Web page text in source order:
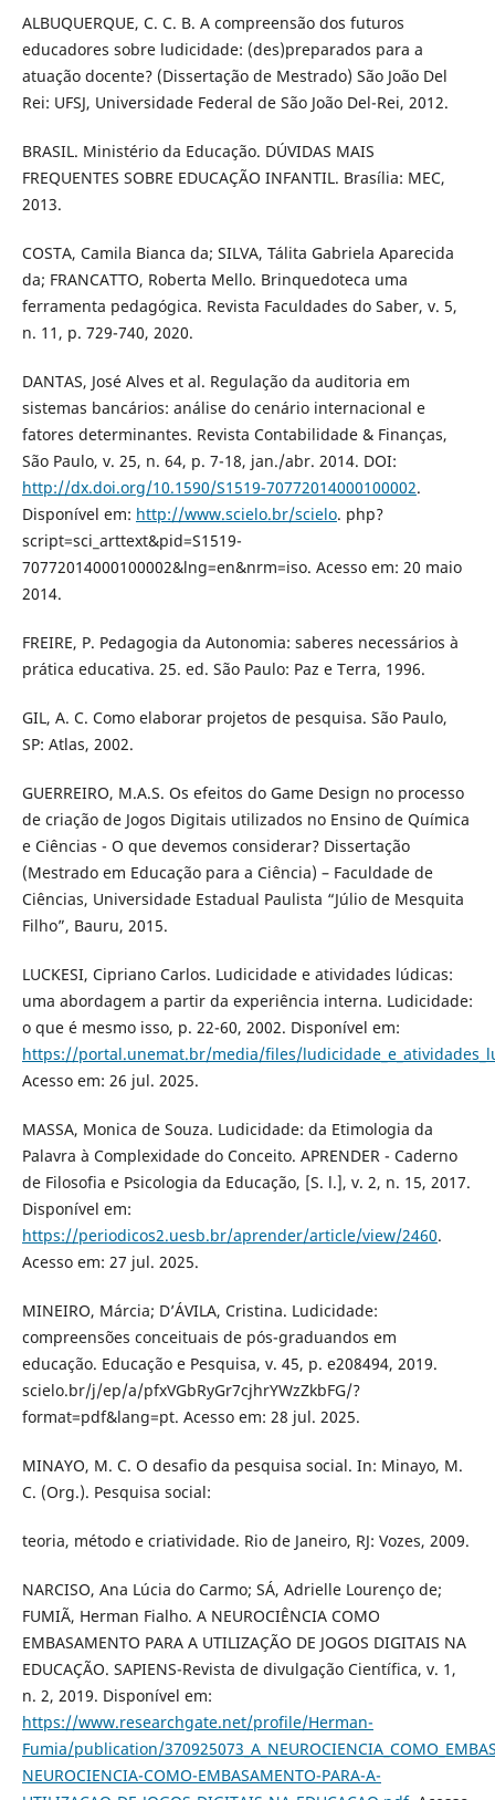
ALBUQUERQUE, C. C. B. A compreensão dos futuros
educadores sobre ludicidade: (des)preparados para a
atuação docente? (Dissertação de Mestrado) São João Del
Rei: UFSJ, Universidade Federal de São João Del-Rei, 2012.
BRASIL. Ministério da Educação. DÚVIDAS MAIS
FREQUENTES SOBRE EDUCAÇÃO INFANTIL. Brasília: MEC,
2013.
COSTA, Camila Bianca da; SILVA, Tálita Gabriela Aparecida
da; FRANCATTO, Roberta Mello. Brinquedoteca uma
ferramenta pedagógica. Revista Faculdades do Saber, v. 5,
n. 11, p. 729-740, 2020.
DANTAS, José Alves et al. Regulação da auditoria em
sistemas bancários: análise do cenário internacional e
fatores determinantes. Revista Contabilidade & Finanças,
São Paulo, v. 25, n. 64, p. 7-18, jan./abr. 2014. DOI:
http://dx.doi.org/10.1590/S1519-70772014000100002.
Disponível em: http://www.scielo.br/scielo. php?
script=sci_arttext&pid=S1519-
70772014000100002&lng=en&nrm=iso. Acesso em: 20 maio
2014.
FREIRE, P. Pedagogia da Autonomia: saberes necessários à
prática educativa. 25. ed. São Paulo: Paz e Terra, 1996.
GIL, A. C. Como elaborar projetos de pesquisa. São Paulo,
SP: Atlas, 2002.
GUERREIRO, M.A.S. Os efeitos do Game Design no processo
de criação de Jogos Digitais utilizados no Ensino de Química
e Ciências - O que devemos considerar? Dissertação
(Mestrado em Educação para a Ciência) – Faculdade de
Ciências, Universidade Estadual Paulista “Júlio de Mesquita
Filho”, Bauru, 2015.
LUCKESI, Cipriano Carlos. Ludicidade e atividades lúdicas:
uma abordagem a partir da experiência interna. Ludicidade:
o que é mesmo isso, p. 22-60, 2002. Disponível em:
https://portal.unemat.br/media/files/
Acesso em: 26 jul. 2025.
MASSA, Monica de Souza. Ludicidade: da Etimologia da
Palavra à Complexidade do Conceito. APRENDER - Caderno
de Filosofia e Psicologia da Educação, [S. l.], v. 2, n. 15, 2017.
Disponível em:
https://periodicos2.uesb.br/aprender/article/view/2460.
Acesso em: 27 jul. 2025.
MINEIRO, Márcia; D’ÁVILA, Cristina. Ludicidade:
compreensões conceituais de pós-graduandos em
educação. Educação e Pesquisa, v. 45, p. e208494, 2019.
scielo.br/j/ep/a/pfxVGbRyGr7cjhrYWzZkbFG/?
format=pdf&lang=pt. Acesso em: 28 jul. 2025.
MINAYO, M. C. O desafio da pesquisa social. In: Minayo, M.
C. (Org.). Pesquisa social:
teoria, método e criatividade. Rio de Janeiro, RJ: Vozes, 2009.
NARCISO, Ana Lúcia do Carmo; SÁ, Adrielle Lourenço de;
FUMIÃ, Herman Fialho. A NEUROCIÊNCIA COMO
EMBASAMENTO PARA A UTILIZAÇÃO DE JOGOS DIGITAIS NA
EDUCAÇÃO. SAPIENS-Revista de divulgação Científica, v. 1,
n. 2, 2019. Disponível em:
https://www.researchgate.net/profile/Herman-
Fumia/publication/
NEUROCIENCIA-COMO-EMBASAMENTO-PARA-A-